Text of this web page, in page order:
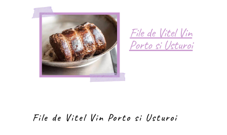
File de Vitel Vin Porto si Usturoi